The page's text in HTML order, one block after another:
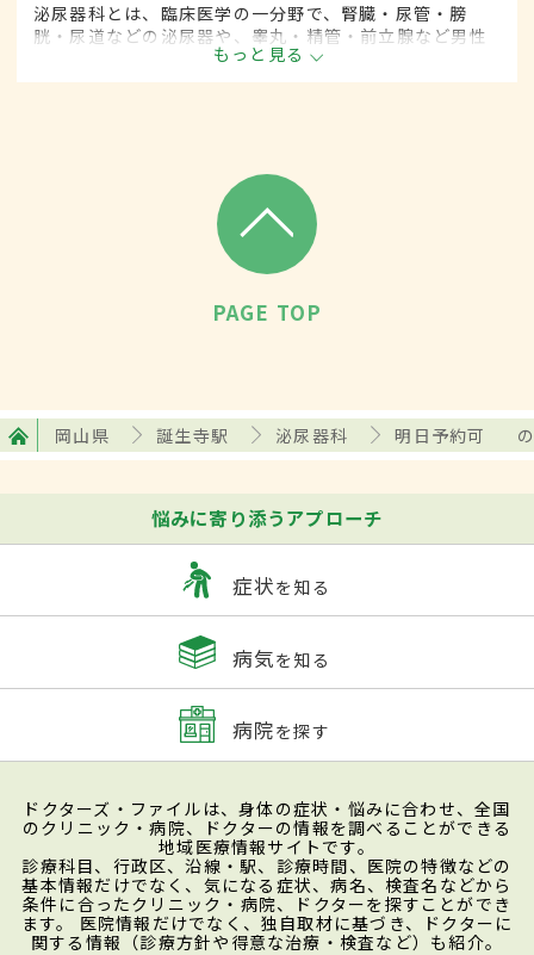
泌尿器科とは、臨床医学の一分野で、腎臓・尿管・膀
胱・尿道などの泌尿器や、睾丸・精管・前立腺など男性
性器に関係した疾患を専門的に取り扱います。
もっと見る
PAGE TOP
岡山県 誕生寺駅 泌尿器科 明日予約可
悩みに寄り添うアプローチ
症状を知る
病気を知る
病院を探す
ドクターズ・ファイルは、身体の症状・悩みに合わせ、全国
のクリニック・病院、ドクターの情報を調べることができる
地域医療情報サイトです。
診療科目、行政区、沿線・駅、診療時間、医院の特徴などの
基本情報だけでなく、気になる症状、病名、検査名などから
条件に合ったクリニック・病院、ドクターを探すことができ
ます。 医院情報だけでなく、独自取材に基づき、ドクターに
関する情報（診療方針や得意な治療・検査など）も紹介。